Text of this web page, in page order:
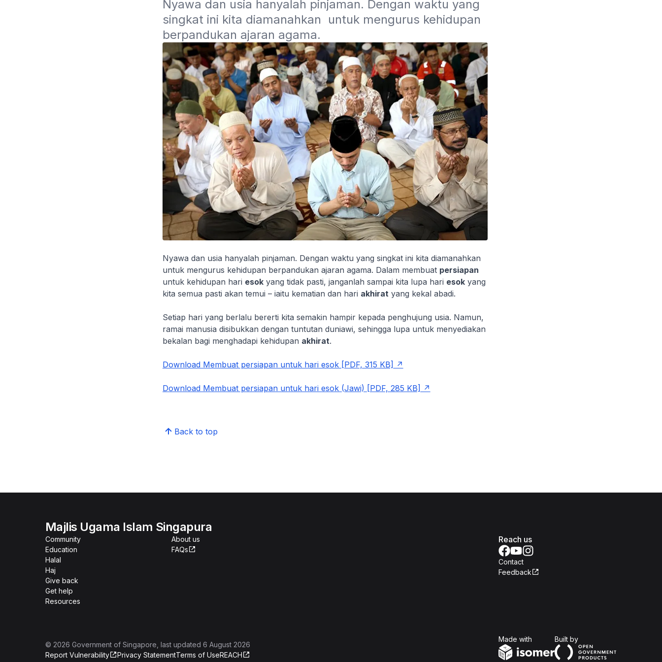
Nyawa dan usia hanyalah pinjaman. Dengan waktu yang
singkat ini kita diamanahkan  untuk mengurus kehidupan
berpandukan ajaran agama.
Nyawa dan usia hanyalah pinjaman. Dengan waktu yang singkat ini kita diamanahkan
untuk mengurus kehidupan berpandukan ajaran agama. Dalam membuat persiapan
untuk kehidupan hari esokyang tidak pasti, janganlah sampai kita lupa hari esokyang
kita semua pasti akan temui – iaitu kematian dan hari akhirat yang kekal abadi.
Setiap hari yang berlalu bererti kita semakin hampir kepada penghujung usia. Namun,
ramai manusia disibukkan dengan tuntutan duniawi, sehingga lupa untuk menyediakan
bekalan bagi menghadapi kehidupan akhirat.
Download Membuat persiapan untuk hari esok [PDF, 315 KB]
Download Membuat persiapan untuk hari esok (Jawi) [PDF, 285 KB]
Back to top
Majlis Ugama Islam Singapura
Community
Education
Halal
Haj
Give back
Get help
Resources
About us
FAQs
Reach us
Contact
Feedback
© 2026 Government of Singapore , last updated 6 August 2026
Report Vulnerability
Privacy StatementTerms of UseREACH
Made with Built byOpen Government